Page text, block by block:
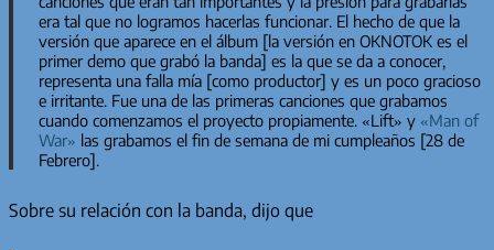
era tal que no logramos hacerlas funcionar. El hecho de que la
versión que aparece en el álbum [la versión en OKNOTOKes el
primer demo que grabó la banda] es la que se da a conocer,
representa una falla mía [como productor] y es un poco gracioso
e irritante. Fue una de las primeras canciones que grabamos
cuando comenzamos el proyecto propiamente. «Lift» y «Man of
War» las grabamos el fin de semana de mi cumpleaños [28 de
Febrero].
Sobre su relación con la banda, dijo que